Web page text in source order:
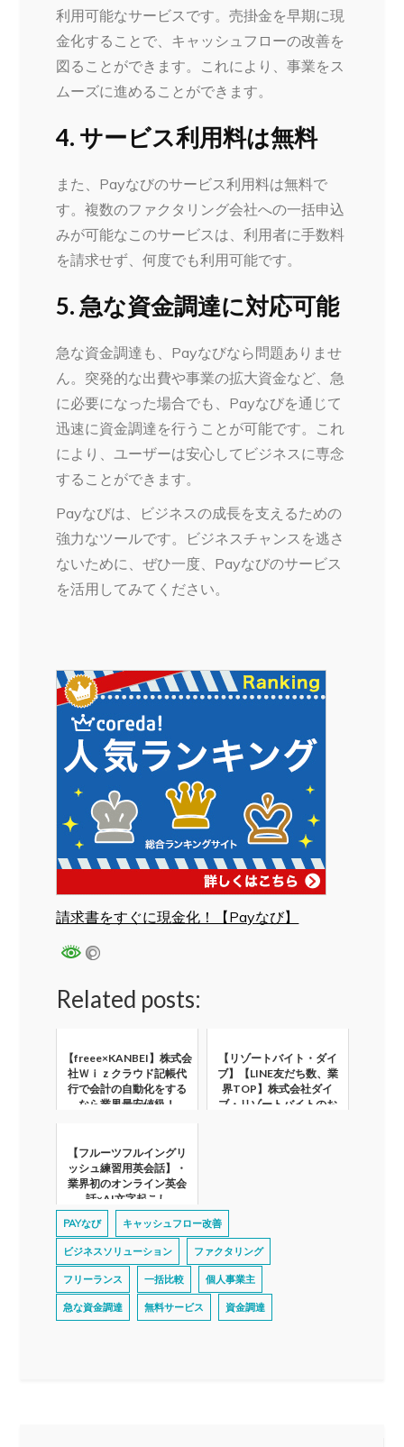
利用可能なサービスです。売掛金を早期に現
金化することで、キャッシュフローの改善を
図ることができます。これにより、事業をス
ムーズに進めることができます。
4. サービス利用料は無料
また、Payなびのサービス利用料は無料で
す。複数のファクタリング会社への一括申込
みが可能なこのサービスは、利用者に手数料
を請求せず、何度でも利用可能です。
5. 急な資金調達に対応可能
急な資金調達も、Payなびなら問題ありませ
ん。突発的な出費や事業の拡大資金など、急
に必要になった場合でも、Payなびを通じて
迅速に資金調達を行うことが可能です。これ
により、ユーザーは安心してビジネスに専念
することができます。
Payなびは、ビジネスの成長を支えるための
強力なツールです。ビジネスチャンスを逃さ
ないために、ぜひ一度、Payなびのサービス
を活用してみてください。
請求書をすぐに現金化！【Payなび】
Related posts:
【freee×KANBEI】株式会
社Ｗｉｚクラウド記帳代
行で会計の自動化をする
なら業界最安値級！
【リゾートバイト・ダイ
ブ】【LINE友だち数、業
界TOP】株式会社ダイ
ブ・リゾートバイトのお
【フルーツフルイングリ
ッシュ練習用英会話】・
業界初のオンライン英会
話×AI文字起こし
PAYなび キャッシュフロー改善
ビジネスソリューション ファクタリング
フリーランス 一括比較 個人事業主
急な資金調達 無料サービス 資金調達